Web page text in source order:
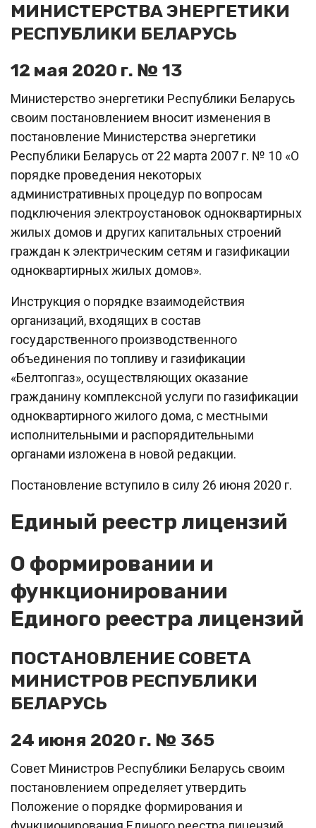
МИНИСТЕРСТВА ЭНЕРГЕТИКИ
РЕСПУБЛИКИ БЕЛАРУСЬ
12 мая 2020 г. № 13
Министерство энергетики Республики Беларусь
своим постановлением вносит изменения в
постановление Министерства энергетики
Республики Беларусь от 22 марта 2007 г. № 10 «О
порядке проведения некоторых
административных процедур по вопросам
подключения электроустановок одноквартирных
жилых домов и других капитальных строений
граждан к электрическим сетям и газификации
одноквартирных жилых домов».
Инструкция о порядке взаимодействия
организаций, входящих в состав
государственного производственного
объединения по топливу и газификации
«Белтопгаз», осуществляющих оказание
гражданину комплексной услуги по газификации
одноквартирного жилого дома, с местными
исполнительными и распорядительными
органами изложена в новой редакции.
Постановление вступило в силу 26 июня 2020 г.
Единый реестр лицензий
О формировании и
функционировании
Единого реестра лицензий
ПОСТАНОВЛЕНИЕ СОВЕТА
МИНИСТРОВ РЕСПУБЛИКИ
БЕЛАРУСЬ
24 июня 2020 г. № 365
Совет Министров Республики Беларусь своим
постановлением определяет утвердить
Положение о порядке формирования и